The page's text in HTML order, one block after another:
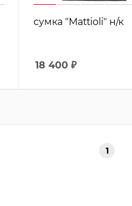
сумка "Mattioli" н/к
18 400₽
1